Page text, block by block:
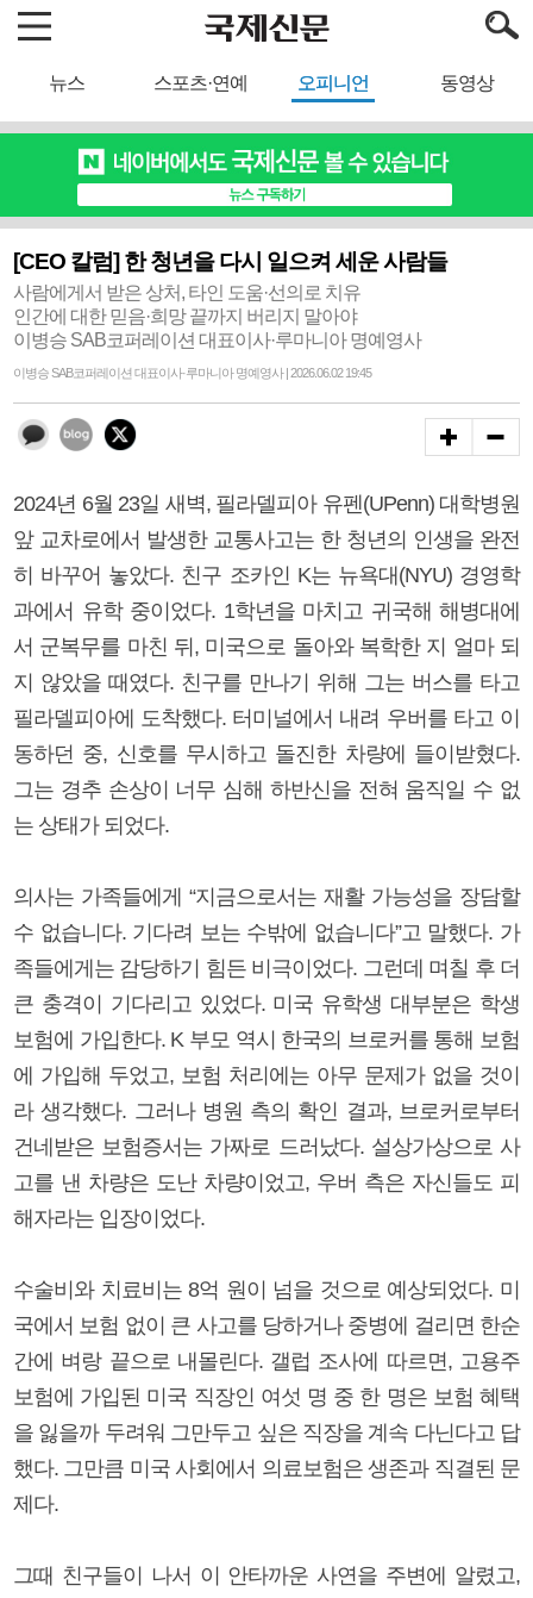
뉴스 스포츠·연예 오피니언 동영상
[CEO 칼럼] 한 청년을 다시 일으켜 세운 사람들
사람에게서 받은 상처, 타인 도움·선의로 치유
인간에 대한 믿음·희망 끝까지 버리지 말아야
이병승 SAB코퍼레이션 대표이사·루마니아 명예영사
이병승 SAB코퍼레이션 대표이사·루마니아 명예영사 | 2026.06.02 19:45
2024년 6월 23일 새벽, 필라델피아 유펜(UPenn) 대학병원
앞 교차로에서 발생한 교통사고는 한 청년의 인생을 완전
히 바꾸어 놓았다. 친구 조카인 K는 뉴욕대(NYU) 경영학
과에서 유학 중이었다. 1학년을 마치고 귀국해 해병대에
서 군복무를 마친 뒤, 미국으로 돌아와 복학한 지 얼마 되
지 않았을 때였다. 친구를 만나기 위해 그는 버스를 타고
필라델피아에 도착했다. 터미널에서 내려 우버를 타고 이
동하던 중, 신호를 무시하고 돌진한 차량에 들이받혔다.
그는 경추 손상이 너무 심해 하반신을 전혀 움직일 수 없
는 상태가 되었다.
의사는 가족들에게 “지금으로서는 재활 가능성을 장담할
수 없습니다. 기다려 보는 수밖에 없습니다”고 말했다. 가
족들에게는 감당하기 힘든 비극이었다. 그런데 며칠 후 더
큰 충격이 기다리고 있었다. 미국 유학생 대부분은 학생
보험에 가입한다. K 부모 역시 한국의 브로커를 통해 보험
에 가입해 두었고, 보험 처리에는 아무 문제가 없을 것이
라 생각했다. 그러나 병원 측의 확인 결과, 브로커로부터
건네받은 보험증서는 가짜로 드러났다. 설상가상으로 사
고를 낸 차량은 도난 차량이었고, 우버 측은 자신들도 피
해자라는 입장이었다.
수술비와 치료비는 8억 원이 넘을 것으로 예상되었다. 미
국에서 보험 없이 큰 사고를 당하거나 중병에 걸리면 한순
간에 벼랑 끝으로 내몰린다. 갤럽 조사에 따르면, 고용주
보험에 가입된 미국 직장인 여섯 명 중 한 명은 보험 혜택
을 잃을까 두려워 그만두고 싶은 직장을 계속 다닌다고 답
했다. 그만큼 미국 사회에서 의료보험은 생존과 직결된 문
제다.
그때 친구들이 나서 이 안타까운 사연을 주변에 알렸고,